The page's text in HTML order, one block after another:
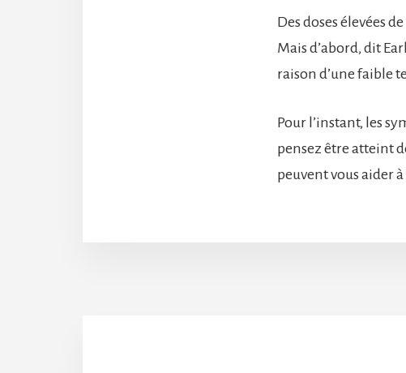
Des doses élevées
Mais d’abord, dit
raison d’une faible
Pour l’instant, les
pensez être atteint
peuvent vous aider